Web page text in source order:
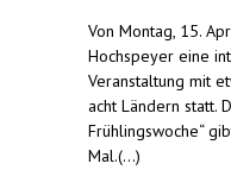
Von Montag, 15.
Hochspeyer eine
Veranstaltung mit
acht Ländern statt.
Frühlingswoche“
Mal.(...)